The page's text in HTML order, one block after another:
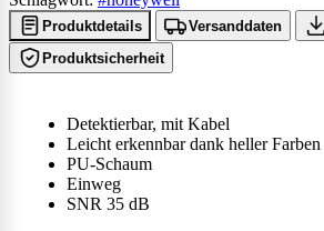
Produktdetails Versanddaten
Produktsicherheit
Detektierbar, mit Kabel
Leicht erkennbar dank heller Farben
PU-Schaum
Einweg
SNR 35 dB